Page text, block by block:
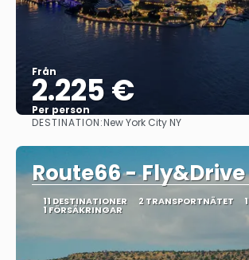
Från
2.225 €
Per person
Se
DESTINATION:New York City NY
Route66 - Fly&Drive
11 DESTINATIONER 2 TRANSPORTNÄTET
1 FÖRSÄKRINGAR